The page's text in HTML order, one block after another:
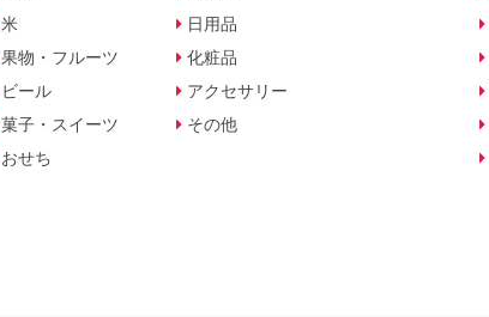
米
果物・フルーツ
ビール
菓子・スイーツ
おせち
日用品
化粧品
アクセサリー
その他